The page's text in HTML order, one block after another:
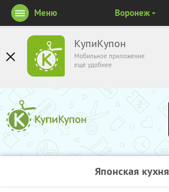
КупиКупон
Мобильное приложение
ещё удобнее
Меню Воронеж
Японская кухня